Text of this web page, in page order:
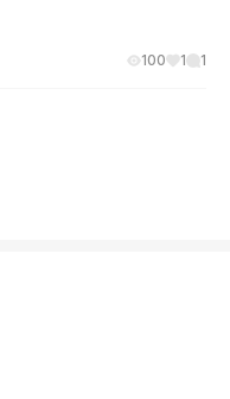
100 1 1